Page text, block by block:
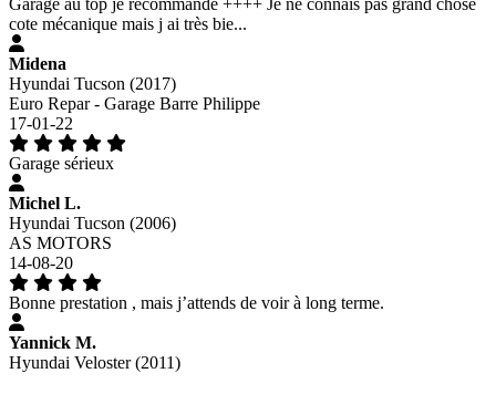
Garage au top je recommande ++++ Je ne connais pas grand chose
cote mécanique mais j ai très bie...
Midena
Hyundai Tucson (2017)
Euro Repar - Garage Barre Philippe
17-01-22
Garage sérieux
Michel L.
Hyundai Tucson (2006)
AS MOTORS
14-08-20
Bonne prestation , mais j’attends de voir à long terme.
Yannick M.
Hyundai Veloster (2011)